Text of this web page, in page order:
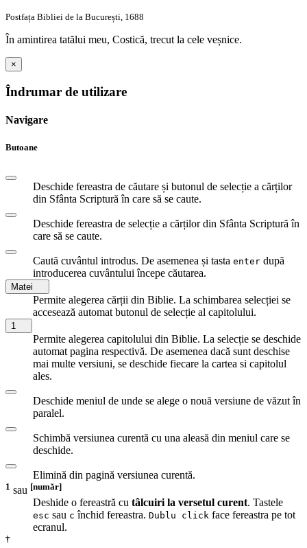
Postfața Bibliei de la București, 1688
În amintirea tatălui meu, Costică, trecut la cele veșnice.
×
Îndrumar de utilizare
Navigare
Butoane
Deschide fereastra de căutare și butonul de selecție a cărților
din Sfânta Scriptură în care să se caute.
Deschide fereastra de selecție a cărților din Sfânta Scriptură în
care să se caute.
Caută cuvântul introdus. De asemenea și tasta enter după
introducerea cuvântului începe căutarea.
Matei
Permite alegerea cărții din Biblie. La schimbarea selecției se
accesează automat butonul de selecție al capitolului.
1
Permite alegerea capitolului din Biblie. La selecție se deschide
automat pagina respectivă. De asemenea dacă sunt deschise
mai multe versiuni, se deschide fiecare la cartea si capitolul
ales.
Deschide meniul de unde se alege o nouă versiune de văzut în
paralel.
Schimbă versiunea curentă cu una aleasă din meniul care se
deschide.
Elimină din pagină versiunea curentă.
1 sau [număr]
Deshide o fereastră cu tâlcuiri la versetul curent. Tastele
esc sau c închid fereastra. Dublu click face fereastra pe tot
ecranul.
†